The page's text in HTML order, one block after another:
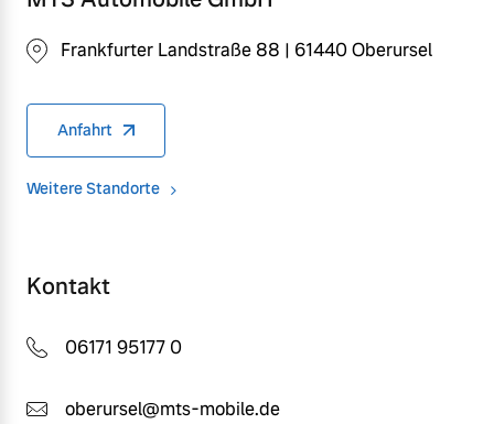
Frankfurter Landstraße 88 | 61440 Oberursel
Anfahrt
Weitere Standorte
Kontakt
06171 95177 0
oberursel@mts-mobile.de